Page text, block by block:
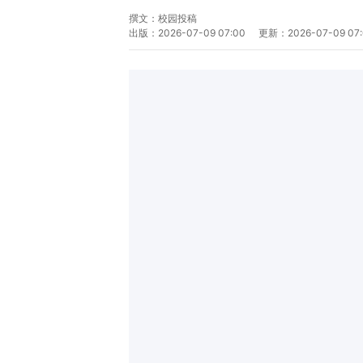
撰文： 校园投稿
出版： 2026-07-09 07:00 更新： 2026-07-09